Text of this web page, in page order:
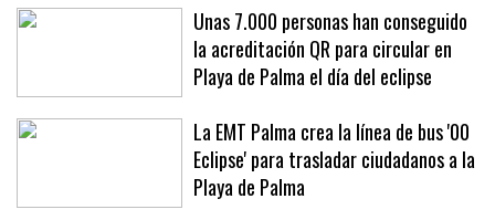
Unas 7.000 personas han conseguido
la acreditación QR para circular en
Playa de Palma el día del eclipse
La EMT Palma crea la línea de bus '00
Eclipse' para trasladar ciudadanos a la
Playa de Palma